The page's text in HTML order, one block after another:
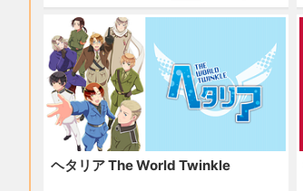
ヘタリア The World Twinkle